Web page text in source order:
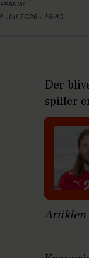
HER&NU
8. Jul 2026 - 16:40
Der
spiller
Artiklen